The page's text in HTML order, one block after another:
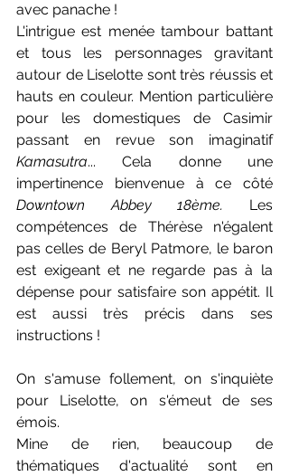
avec panache !
L'intrigue est menée tambour battant
et tous les personnages gravitant
autour de Liselotte sont très réussis et
hauts en couleur. Mention particulière
pour les domestiques de Casimir
passant en revue son imaginatif
Kamasutra... Cela donne une
Downtown Abbey
18ème. Les
compétences de Thérèse n'égalent
pas celles de Beryl Patmore, le baron
est exigeant et ne regarde pas à la
dépense pour satisfaire son appétit. Il
est aussi très précis dans ses
instructions !
On s'amuse follement, on s'inquiète
pour Liselotte, on s'émeut de ses
émois.
Mine de rien, beaucoup de
thématiques d'actualité sont en